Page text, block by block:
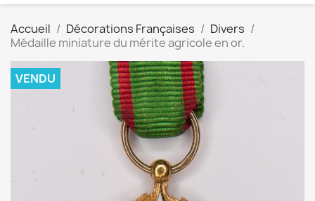
Accueil Décorations Françaises
Divers
Médaille miniature du mérite agricole en or.
VENDU